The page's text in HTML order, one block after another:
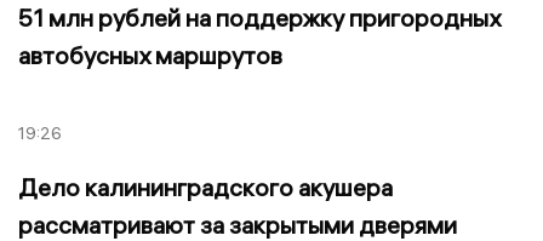
51 млн рублей на поддержку пригородных
автобусных маршрутов
19:26
Дело калининградского акушера
рассматривают за закрытыми дверями